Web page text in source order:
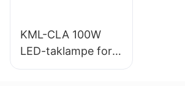
KML-CLA 100W
LED-taklampe for
innendørsområder